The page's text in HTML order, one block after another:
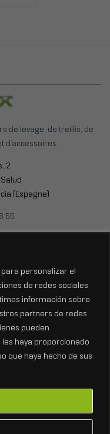
para personalizar el
de redes sociales
información sobre
partners de redes
pueden
haya proporcionado
que haya hecho de sus
de levage, de treillis, de
2
(Espagne)
55
droits réservés